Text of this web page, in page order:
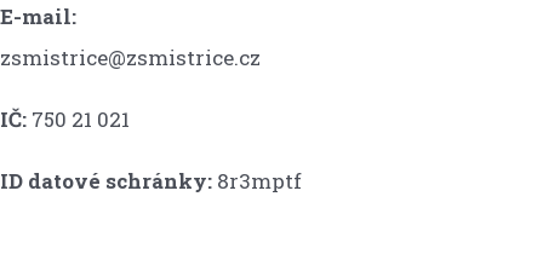
E-mail:
zsmistrice@zsmistrice.cz
IČ: 750 21 021
ID datové schránky: 8r3mptf